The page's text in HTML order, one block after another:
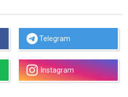
Telegram
Instagram